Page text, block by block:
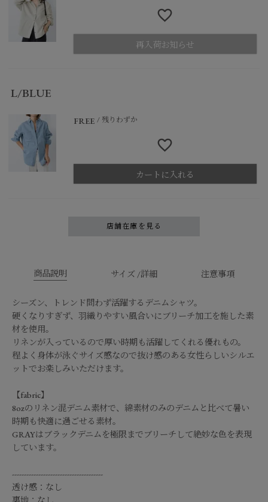
再入荷お知らせ
L/BLUE
FREE 残りわずか
カートに入れる
店舗在庫を見る
商品説明 サイズ /詳細 注意事項
シーズン、トレンド問わず活躍するデニムシャツ。
硬くなりすぎず、羽織りやすい風合いにブリーチ加工を施した素
材を使用。
リネンが入っているので厚い時期も活躍してくれる優れもの。
程よく身体が泳ぐサイズ感なので抜け感のある女性らしいシルエ
ットでお楽しみいただけます。
【fabric】
8ozのリネン混デニム素材で、綿素材のみのデニムと比べて暑い
時期も快適に過ごせる素材。
GRAYはブラックデニムを極限までブリーチして絶妙な色を表現
しています。
--------------------------------------
透け感：なし